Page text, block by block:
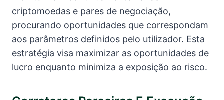
criptomoedas e pares de negociação,
procurando oportunidades que correspondam
aos parâmetros definidos pelo utilizador. Esta
estratégia visa maximizar as oportunidades de
lucro enquanto minimiza a exposição ao risco.